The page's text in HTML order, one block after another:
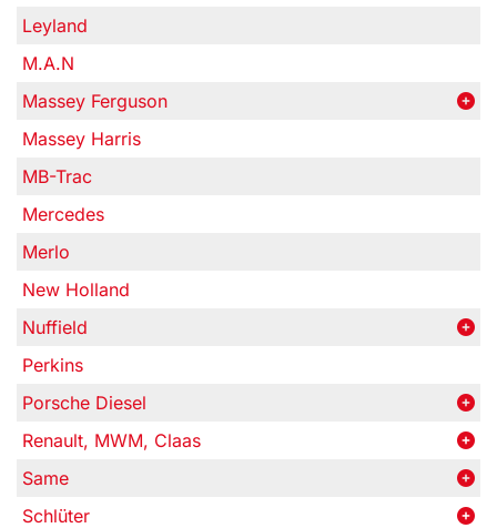
Leyland
M.A.N
Massey Ferguson
Massey Harris
MB-Trac
Mercedes
Merlo
New Holland
Nuffield
Perkins
Porsche Diesel
Renault, MWM, Claas
Same
Schlüter